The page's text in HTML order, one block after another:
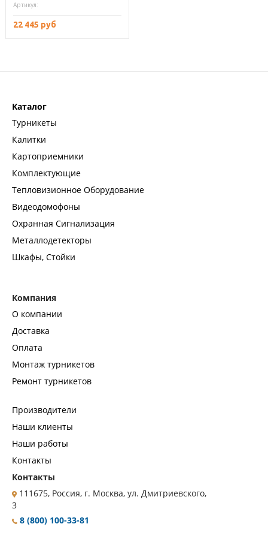
Артикул:
22 445 руб
Каталог
Турникеты
Калитки
Картоприемники
Комплектующие
Тепловизионное Оборудование
Видеодомофоны
Охранная Сигнализация
Металлодетекторы
Шкафы, Стойки
Компания
О компании
Доставка
Оплата
Монтаж турникетов
Ремонт турникетов
Производители
Наши клиенты
Наши работы
Контакты
Контакты
111675, Россия, г. Москва, ул. Дмитриевского,
3
8 (800) 100-33-81